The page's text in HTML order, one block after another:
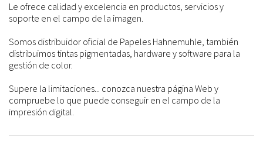
Le ofrece calidad y excelencia en productos, servicios y
soporte en el campo de la imagen.
Somos distribuidor oficial de Papeles Hahnemuhle, también
distribuimos tintas pigmentadas, hardware y software para la
gestión de color.
Supere la limitaciones... conozca nuestra página Web y
compruebe lo que puede conseguir en el campo de la
impresión digital.